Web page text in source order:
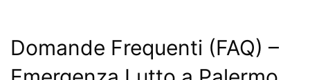
Domande Frequenti (FAQ) –